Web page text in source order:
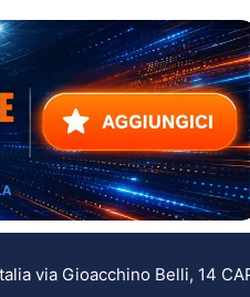
via Gioacchino Belli, 14